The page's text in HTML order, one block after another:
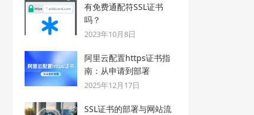
有免费通配符SSL证书
吗？
2023年10月8日
阿里云配置https证书指
南：从申请到部署
2025年12月17日
SSL证书的部署与网站流